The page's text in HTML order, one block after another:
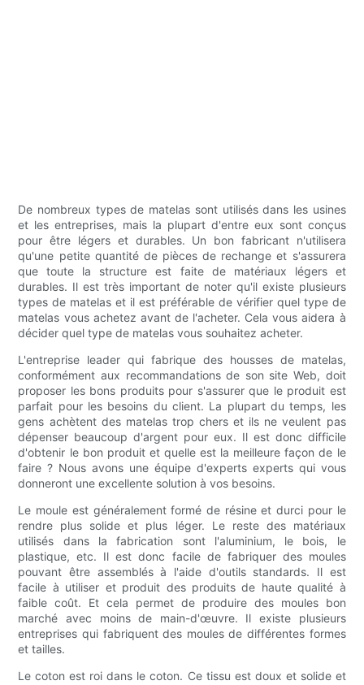
De nombreux types de matelas sont utilisés dans les usines
et les entreprises, mais la plupart d'entre eux sont conçus
pour être légers et durables. Un bon fabricant n'utilisera
qu'une petite quantité de pièces de rechange et s'assurera
que toute la structure est faite de matériaux légers et
durables. Il est très important de noter qu'il existe plusieurs
types de matelas et il est préférable de vérifier quel type de
matelas vous achetez avant de l'acheter. Cela vous aidera à
décider quel type de matelas vous souhaitez acheter.
L'entreprise leader qui fabrique des housses de matelas,
conformément aux recommandations de son site Web, doit
proposer les bons produits pour s'assurer que le produit est
parfait pour les besoins du client. La plupart du temps, les
gens achètent des matelas trop chers et ils ne veulent pas
dépenser beaucoup d'argent pour eux. Il est donc difficile
d'obtenir le bon produit et quelle est la meilleure façon de le
faire ? Nous avons une équipe d'experts experts qui vous
donneront une excellente solution à vos besoins.
Le moule est généralement formé de résine et durci pour le
rendre plus solide et plus léger. Le reste des matériaux
utilisés dans la fabrication sont l'aluminium, le bois, le
plastique, etc. Il est donc facile de fabriquer des moules
pouvant être assemblés à l'aide d'outils standards. Il est
facile à utiliser et produit des produits de haute qualité à
faible coût. Et cela permet de produire des moules bon
marché avec moins de main-d'œuvre. Il existe plusieurs
entreprises qui fabriquent des moules de différentes formes
et tailles.
Le coton est roi dans le coton. Ce tissu est doux et solide et